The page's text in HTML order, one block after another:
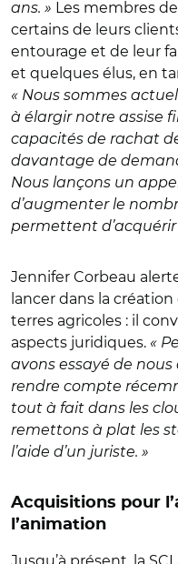
ans. » Les membres
certains de leurs
entourage et de leur
et quelques élus, en
« Nous sommes
à élargir notre assise
capacités de rachat
davantage de
Nous lançons un
d’augmenter le
permettent d’acquérir
Jennifer Corbeau
lancer dans la
terres agricoles : il
aspects juridiques. «
avons essayé de
rendre compte
tout à fait dans les
remettons à plat les
l’aide d’un juriste. »
Acquisitions pour
l’animation
Jusqu’à présent, la